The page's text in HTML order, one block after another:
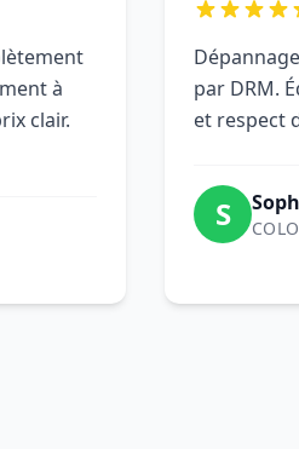
à
clair.
par DRM.
et respect
S